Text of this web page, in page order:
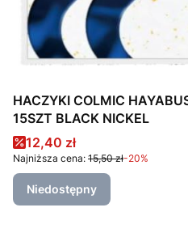
HACZYKI COLMIC
15SZT BLACK NICKEL
Cena promocyjna
12,40 zł
Najniższa cena: 15,50 zł-20%
Niedostępny